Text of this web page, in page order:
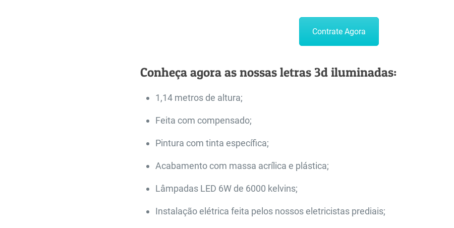
Contrate Agora
Conheça agora as nossas letras 3d iluminadas:
1,14 metros de altura;
Feita com compensado;
Pintura com tinta específica;
Acabamento com massa acrílica e plástica;
Lâmpadas LED 6W de 6000 kelvins;
Instalação elétrica feita pelos nossos eletricistas prediais;